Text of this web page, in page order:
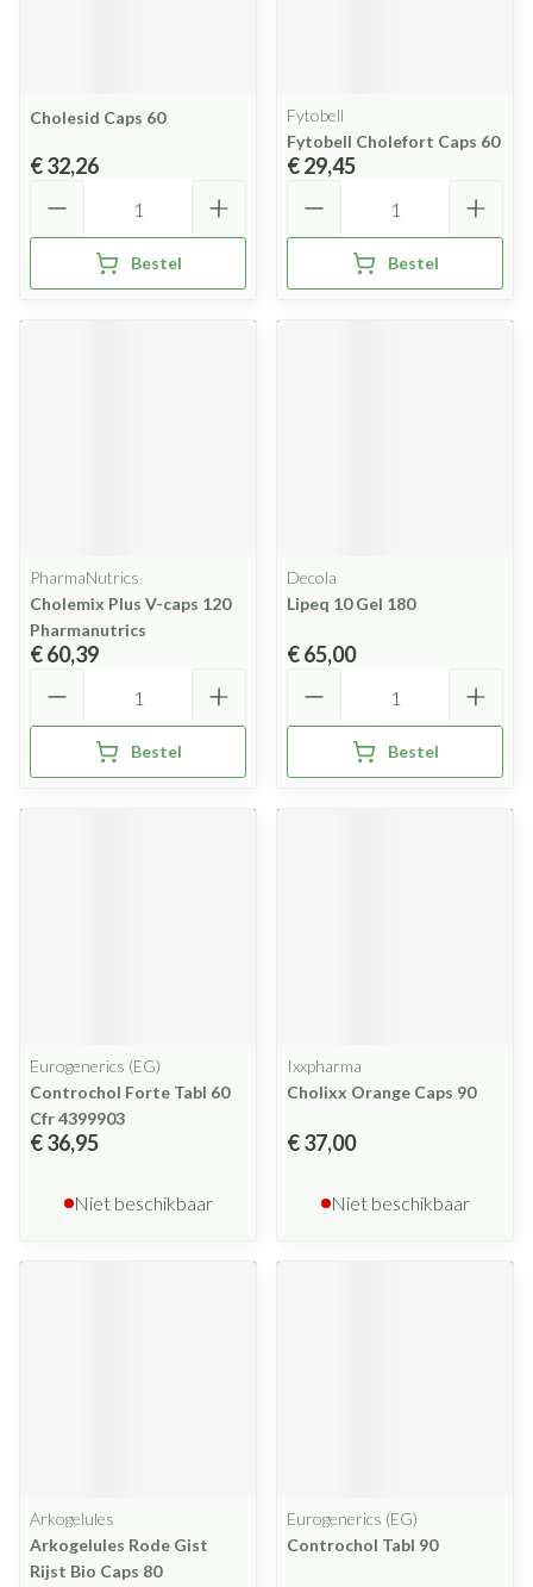
Cholesid Caps 60
€ 32,26
Bestel
Fytobell
Fytobell Cholefort Caps 60
€ 29,45
Bestel
PharmaNutrics
Cholemix Plus V-caps 120
Pharmanutrics
€ 60,39
Bestel
Decola
Lipeq 10 Gel 180
€ 65,00
Bestel
Eurogenerics (EG)
Controchol Forte Tabl 60
Cfr 4399903
€ 36,95
Niet beschikbaar
Ixxpharma
Cholixx Orange Caps 90
€ 37,00
Niet beschikbaar
Arkogelules
Arkogelules Rode Gist
Rijst Bio Caps 80
Eurogenerics (EG)
Controchol Tabl 90